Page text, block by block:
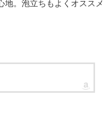
地。泡立ちもよくオススメ